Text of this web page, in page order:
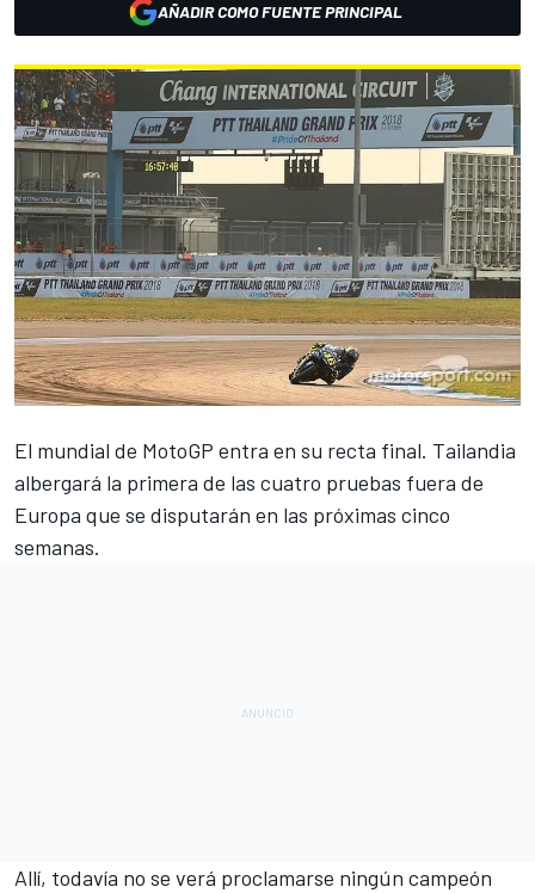
AÑADIR COMO FUENTE PRINCIPAL
El mundial de MotoGP entra en su recta final. Tailandia
albergará la primera de las cuatro pruebas fuera de
Europa que se disputarán en las próximas cinco
semanas.
Allí, todavía no se verá proclamarse ningún campeón